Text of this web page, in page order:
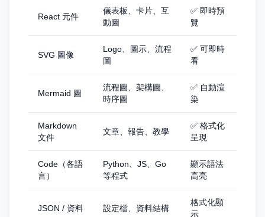
React 元件
儀表板、卡片、互
動圖
✅ 即時預
覽
SVG 圖像
Logo、圖示、流程
圖
✅ 可即時
看
Mermaid 圖
流程圖、架構圖、
時序圖
✅ 自動渲
染
Markdown
文件
文章、報告、教學
✅ 格式化
呈現
Code（各語
言）
Python、JS、Go
等程式
顯示語法
高亮
JSON / 資料 設定檔、資料結構
格式化顯
示